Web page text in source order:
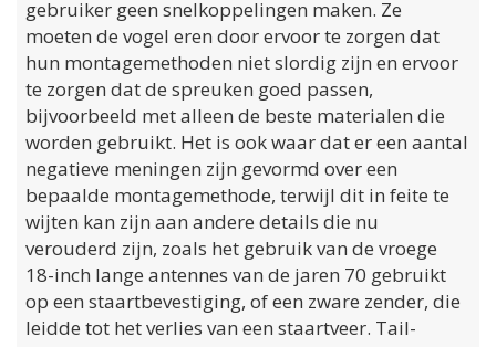
gebruiker geen snelkoppelingen maken. Ze
moeten de vogel eren door ervoor te zorgen dat
hun montagemethoden niet slordig zijn en ervoor
te zorgen dat de spreuken goed passen,
bijvoorbeeld met alleen de beste materialen die
worden gebruikt. Het is ook waar dat er een aantal
negatieve meningen zijn gevormd over een
bepaalde montagemethode, terwijl dit in feite te
wijten kan zijn aan andere details die nu
verouderd zijn, zoals het gebruik van de vroege
18-inch lange antennes van de jaren 70 gebruikt
op een staartbevestiging, of een zware zender, die
leidde tot het verlies van een staartveer. Tail-